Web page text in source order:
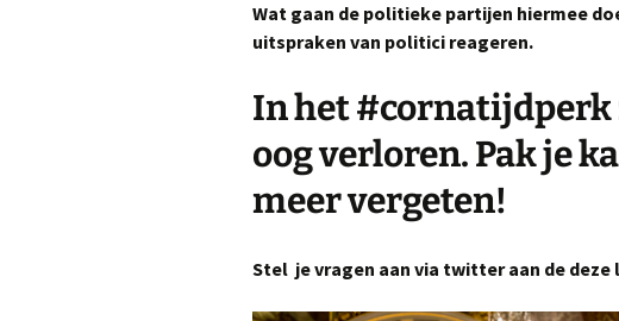
Wat gaan de politieke partijen hiermee
uitspraken van politici reageren.
In het #cornatijdperk
oog verloren. Pak je
meer vergeten!
Stel je vragen aan via twitter aan de